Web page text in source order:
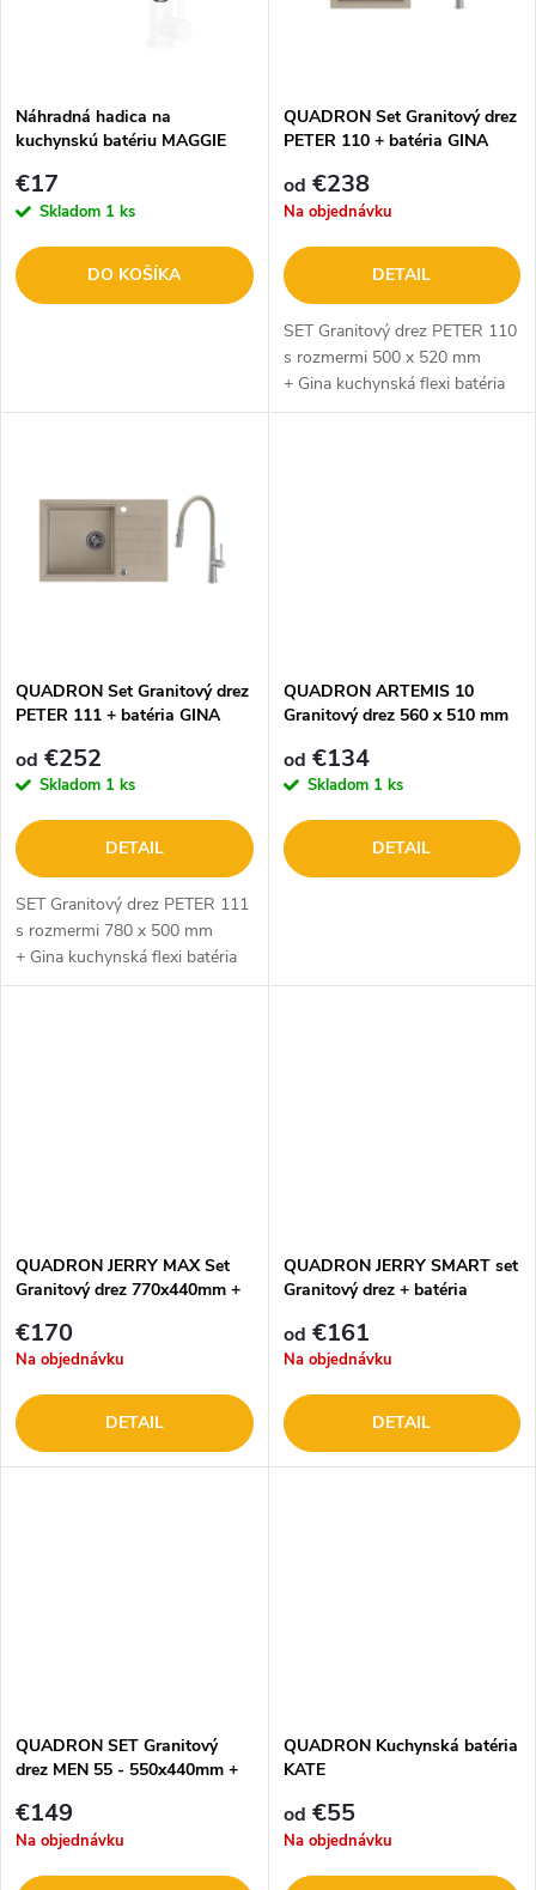
e
p
r
o
v
s
p
r
o
u
Náhradná hadica na
kuchynskú batériu MAGGIE
€17
Skladom 1 ks
DO KOŠÍKA
QUADRON Set Granitový drez
PETER 110 + batéria GINA
od €238
Na objednávku
DETAIL
SET Granitový drez PETER 110
s rozmermi 500 x 520 mm
+ Gina kuchynská flexi batéria
so sprškou. Dostupné v troch
QUADRON Set Granitový drez
PETER 111 + batéria GINA
od €252
Skladom 1 ks
DETAIL
SET Granitový drez PETER 111
s rozmermi 780 x 500 mm
+ Gina kuchynská flexi batéria
so sprškou. Dostupné v troch
QUADRON ARTEMIS 10
Granitový drez 560 x 510 mm
od €134
Skladom 1 ks
DETAIL
QUADRON JERRY MAX Set
Granitový drez 770x440mm +
€170
Na objednávku
DETAIL
QUADRON JERRY SMART set
Granitový drez + batéria
od €161
Na objednávku
DETAIL
QUADRON SET Granitový
drez MEN 55 - 550x440mm +
€149
Na objednávku
QUADRON Kuchynská batéria
KATE
od €55
Na objednávku